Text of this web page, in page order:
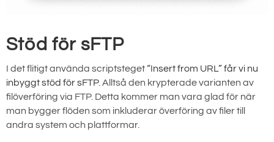
Stöd för sFTP
I det flitigt använda scriptsteget“Insert from URL” får vi nu
inbyggt stöd för sFTP. Alltså den krypterade varianten av
filöverföring via FTP. Detta kommer man vara glad för när
man bygger flöden som inkluderar överföring av filer till
andra system och plattformar.